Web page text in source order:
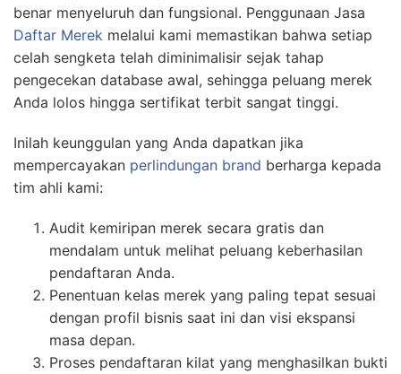
benar menyeluruh dan fungsional. Penggunaan Jasa
Daftar Merek melalui kami memastikan bahwa setiap
celah sengketa telah diminimalisir sejak tahap
pengecekan database awal, sehingga peluang merek
Anda lolos hingga sertifikat terbit sangat tinggi.
Inilah keunggulan yang Anda dapatkan jika
mempercayakan perlindungan brand berharga kepada
tim ahli kami:
Audit kemiripan merek secara gratis dan
mendalam untuk melihat peluang keberhasilan
pendaftaran Anda.
Penentuan kelas merek yang paling tepat sesuai
dengan profil bisnis saat ini dan visi ekspansi
masa depan.
Proses pendaftaran kilat yang menghasilkan bukti